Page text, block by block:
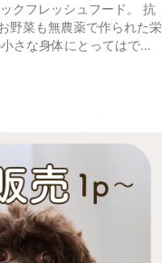
クフレッシュフード。 抗
野菜も無農薬で作られた栄
さな身体にとってはでき
生物質などが一切使われ
。 有機発酵玄米は、毎日
んちゃんはトッピングな
ーガニックフード 内容量
薬飼育）, 玄米（有機栽
物）, 人参（有機農産物）,
のもの）, 小豆（栽培期
）, 天然かつおの中骨パ
戸海洋深層水（硬度0の